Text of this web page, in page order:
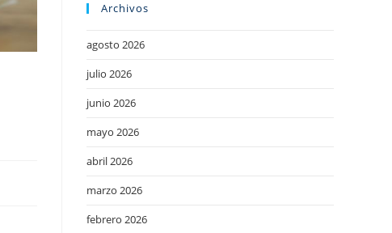
Archivos
agosto 2026
julio 2026
junio 2026
mayo 2026
abril 2026
marzo 2026
febrero 2026